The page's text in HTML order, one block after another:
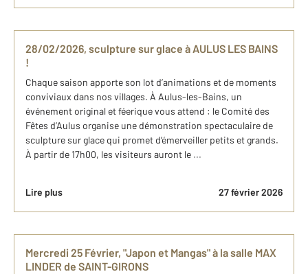
28/02/2026, sculpture sur glace à AULUS LES BAINS
!
Chaque saison apporte son lot d’animations et de moments
conviviaux dans nos villages. À Aulus-les-Bains, un
événement original et féerique vous attend : le Comité des
Fêtes d’Aulus organise une démonstration spectaculaire de
sculpture sur glace qui promet d’émerveiller petits et grands.
À partir de 17h00, les visiteurs auront le ...
Lire plus 27 février 2026
Mercredi 25 Février, "Japon et Mangas" à la salle MAX
LINDER de SAINT-GIRONS